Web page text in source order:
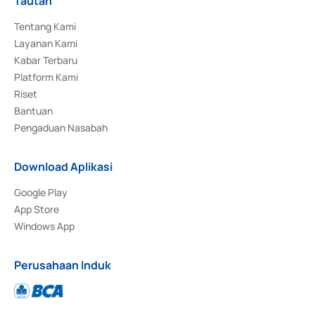
Tentang Kami
Layanan Kami
Kabar Terbaru
Platform Kami
Riset
Bantuan
Pengaduan Nasabah
Download Aplikasi
Google Play
App Store
Windows App
Perusahaan Induk